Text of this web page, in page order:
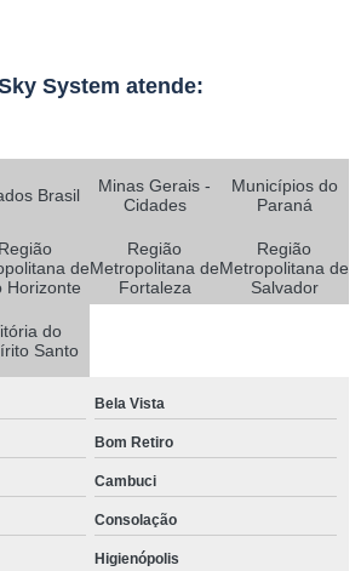
System atende:
Brasil
Minas Gerais -
Cidades
Municípios do
Paraná
Região
de
Horizonte
Região
Metropolitana de
Fortaleza
Região
Metropolitana de
Salvador
do
Santo
Bela Vista
Bom Retiro
Cambuci
Consolação
Higienópolis